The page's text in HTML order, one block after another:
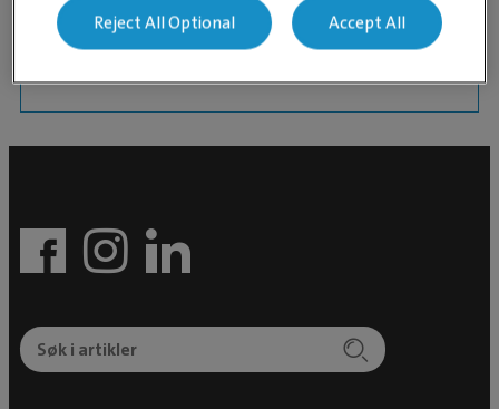
ESAVS etterutdannelse i odontologi.
Begynte på Kolsås høsten 2018.
Reject All Optional Accept All